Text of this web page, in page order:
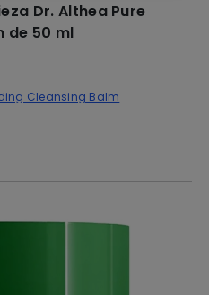
Dr. Althea Pure
de 50 ml
Cleansing Balm